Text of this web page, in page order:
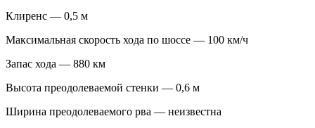
Клиренс — 0,5 м
Максимальная скорость хода по шоссе — 100 км/ч
Запас хода — 880 км
Высота преодолеваемой стенки — 0,6 м
Ширина преодолеваемого рва — неизвестна